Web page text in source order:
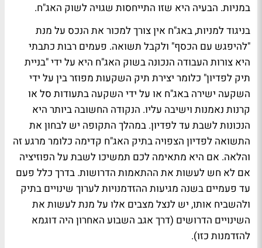
במניות. הבעיה היא שזו התייחסות שגויה לשוק האג"ח.
בניגוד למניות, באג"ח אין צורך למכור את הנכס על מנת
"להיפגש עם הכסף" ולקבל תשואה. פעמים רבות כתבתי
היא צורות העבודה הנכונה בשוק האג"ח היא על ידי "בניית
תיק לפדיון" כלומר יצירת תיק השקעות מפוזר בין על ידי
השקעה ישירה באג"ח או על ידי השקעה בתעודות סל או
קרנות נאמנות וישיבה עליו. הנקודה החשובה ביותר היא
הנכונות לשבת עד לפדיון. במהלך התקופה יש לבחון את
התשואה לפדיון הצפויה בתיק האג"ח קדימה כלומר מרגע זה
והלאה. אם היא מתאימה לכם תמשיכו לשבת על הפוזיציה
אם לא חש לעשות את ההתאמות הדרושות. בדרך כלל פעם
עד פעמיים בשנה מגיעות ההזדמנויות לערוך שינויים בתיק
ולהשביח אותו, יש לנצל מצבים אלו על מנת לעשות את
השינויים הדרושים (דרך אגב השבוע האחרון היה דוגמא
להזדמנות כזו).